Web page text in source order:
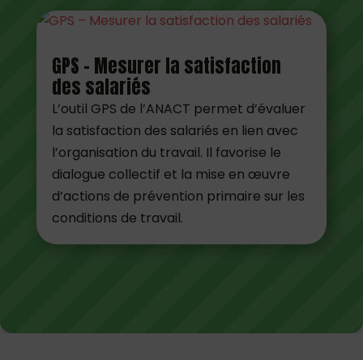
GPS – Mesurer la satisfaction
des salariés
L’outil GPS de l’ANACT permet d’évaluer
la satisfaction des salariés en lien avec
l’organisation du travail. Il favorise le
dialogue collectif et la mise en œuvre
d’actions de prévention primaire sur les
conditions de travail.